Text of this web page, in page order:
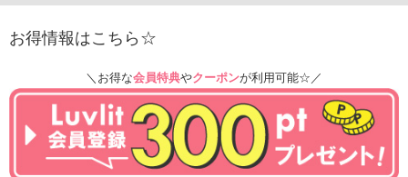
お得情報はこちら☆
＼お得な会員特典やクーポンが利用可能☆／